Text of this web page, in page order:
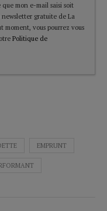
mon e-mail saisi soit
gratuite de La
moment, vous pourrez vous
Politique de
EMPRUNT